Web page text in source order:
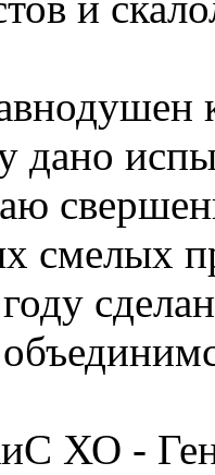
дано
смелых
ХО -